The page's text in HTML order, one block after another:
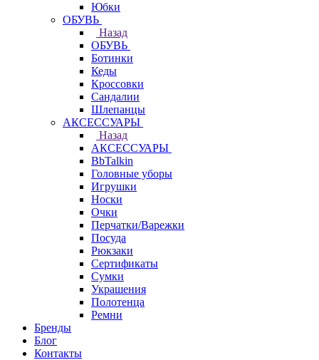
Юбки
ОБУВЬ
Назад
ОБУВЬ
Ботинки
Кеды
Кроссовки
Сандалии
Шлепанцы
АКСЕССУАРЫ
Назад
АКСЕССУАРЫ
BbTalkin
Головные уборы
Игрушки
Носки
Очки
Перчатки/Варежки
Посуда
Рюкзаки
Сертификаты
Сумки
Украшения
Полотенца
Ремни
Бренды
Блог
Контакты